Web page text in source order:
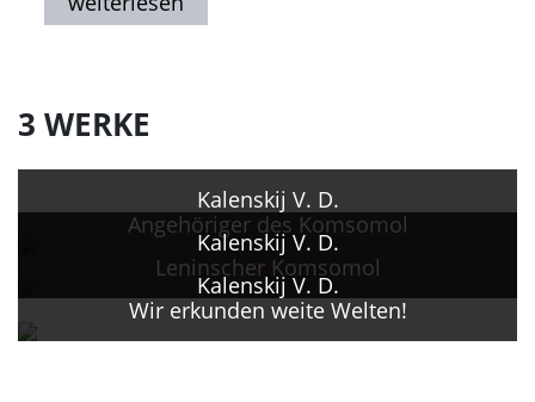
Lehranstalt (heutiges Moskauer
V. E. Egorov.
1950 - 1970er Jahre Tätig als Gestalter
und Maler bei der Feiertagsgestaltung
Moskauer Gebäude und Plätze.
1952 - 1953 Lehrtätigkeit an der
Moskauer Höheren Künstlerisch-
industriellen Lehranstalt, dort auch
Aspirantur.
3 WERKE
Kalenskij V. D.
Angehöriger des Komsomol
Kalenskij V. D.
Leninscher Komsomol
Kalenskij V. D.
Wir erkunden weite Welten!